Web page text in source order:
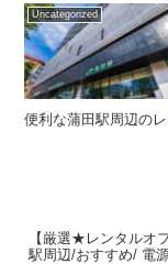
Uncategorized
便利な蒲田駅周辺の
【厳選★レンタルオ
駅周辺/おすすめ/ 電